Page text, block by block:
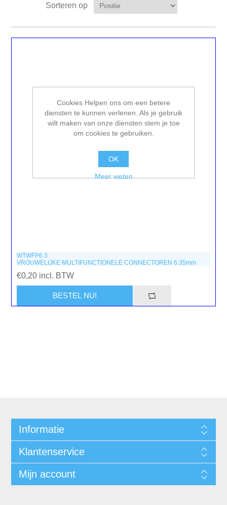
Sorteren op
WTWFP6.3
VROUWELIJKE MULTIFUNCTIONELE CONNECTOREN 6.35mm
€0,20 incl. BTW
Informatie
Klantenservice
Mijn account
Cookies Helpen ons om een betere
diensten te kunnen verlenen. Als je gebruik
wilt maken van onze diensten stem je toe
om cookies te gebruiken.
OK
Meer weten